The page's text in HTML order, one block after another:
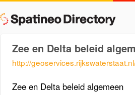
Zee en Delta beleid
http://
Zee en Delta beleid algemeen